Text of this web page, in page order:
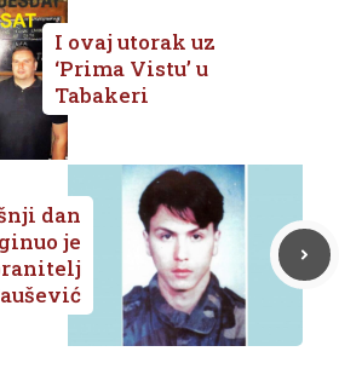
I ovaj utorak uz
‘Prima Vistu’ u
Tabakeri
dan
je